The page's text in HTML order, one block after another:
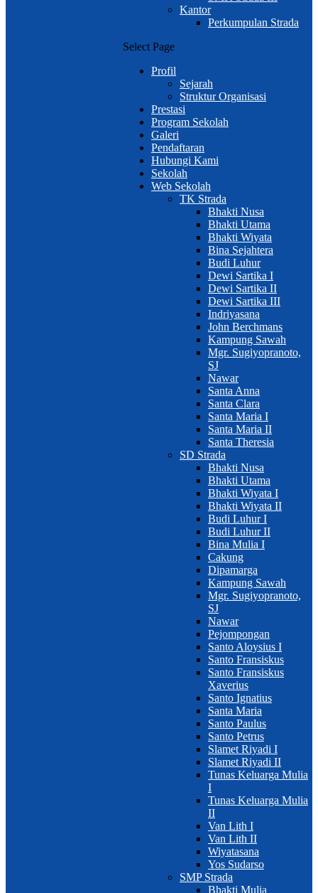
Kantor
Perkumpulan Strada
Select Page
Profil
Sejarah
Struktur Organisasi
Prestasi
Program Sekolah
Galeri
Pendaftaran
Hubungi Kami
Sekolah
Web Sekolah
TK Strada
Bhakti Nusa
Bhakti Utama
Bhakti Wiyata
Bina Sejahtera
Budi Luhur
Dewi Sartika I
Dewi Sartika II
Dewi Sartika III
Indriyasana
John Berchmans
Kampung Sawah
Mgr. Sugiyopranoto,
SJ
Nawar
Santa Anna
Santa Clara
Santa Maria I
Santa Maria II
Santa Theresia
SD Strada
Bhakti Nusa
Bhakti Utama
Bhakti Wiyata I
Bhakti Wiyata II
Budi Luhur I
Budi Luhur II
Bina Mulia I
Cakung
Dipamarga
Kampung Sawah
Mgr. Sugiyopranoto,
SJ
Nawar
Pejompongan
Santo Aloysius I
Santo Fransiskus
Santo Fransiskus
Xaverius
Santo Ignatius
Santa Maria
Santo Paulus
Santo Petrus
Slamet Riyadi I
Slamet Riyadi II
Tunas Keluarga Mulia
I
Tunas Keluarga Mulia
II
Van Lith I
Van Lith II
Wiyatasana
Yos Sudarso
SMP Strada
Bhakti Mulia